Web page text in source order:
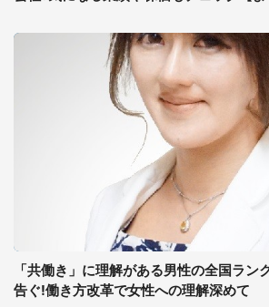
「共働き」に理解がある男性の全国ラン
告ぐ!働き方改革で女性への理解深めて